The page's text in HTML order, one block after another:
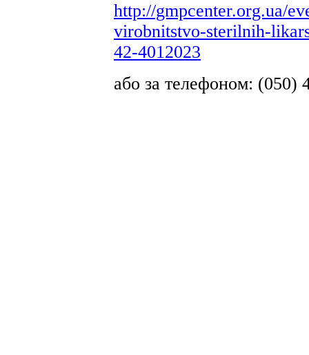
http://gmpcenter.org.ua/
virobnitstvo-sterilnih-
42-4012023
або за телефоном: (050)